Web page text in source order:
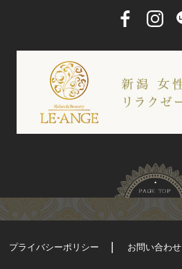
プライバシーポリシー お問い合わせ